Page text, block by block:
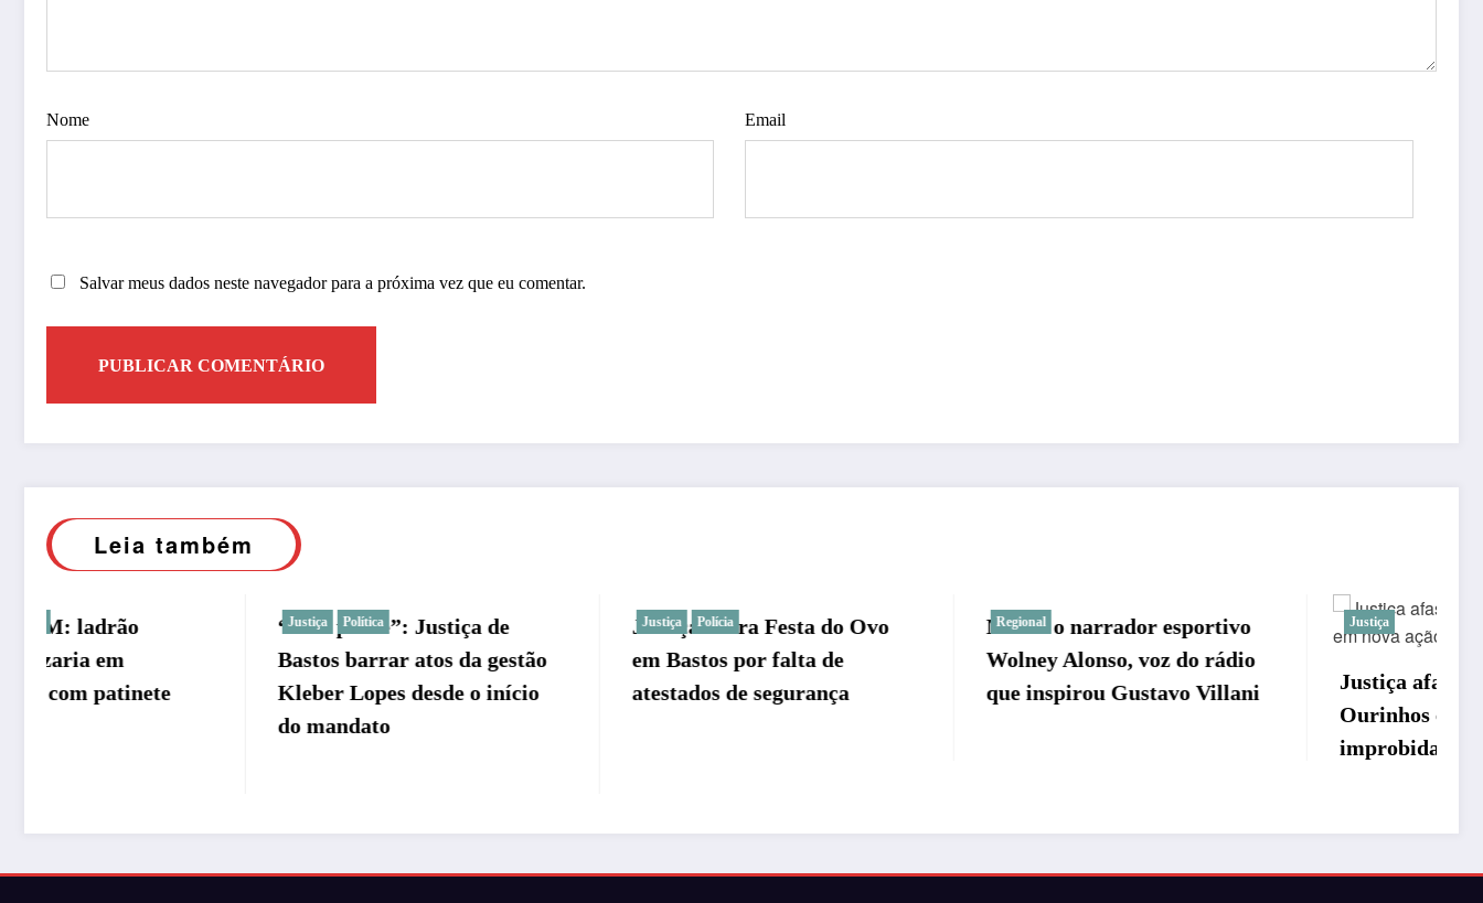
Nome Email
Salvar meus dados neste navegador para a próxima vez que eu comentar.
Leia também
Justiça Política
“É de praxe”: Justiça de
Bastos barrar atos da gestão
Kleber Lopes desde o início
Justiça Polícia
Justiça barra Festa do Ovo
em Bastos por falta de
atestados de segurança
Regional
Morre o narrador esportivo
Wolney Alonso, voz do rádio
que inspirou Gustavo Villani
Justiça
Justiça afasta prefeito de
Ourinhos em nova ação de